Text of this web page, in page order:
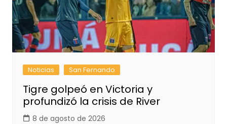
Noticias San Fernando
Tigre golpeó en Victoria y
profundizó la crisis de River
8 de agosto de 2026